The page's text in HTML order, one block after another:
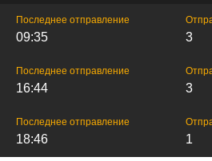
Последнее отправление
09:35 3
Последнее отправление
16:44 3
Последнее отправление
18:46 1